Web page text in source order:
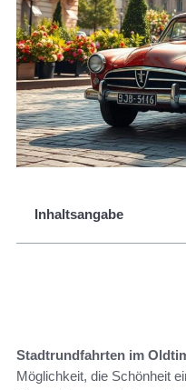
Inhaltsangabe
Stadtrundfahrten im
Möglichkeit, die Schönheit